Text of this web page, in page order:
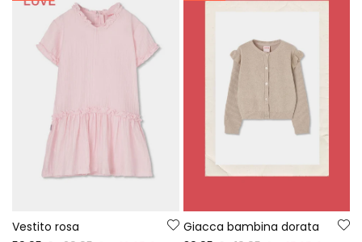
Vestito rosa
Giacca bambina dorata